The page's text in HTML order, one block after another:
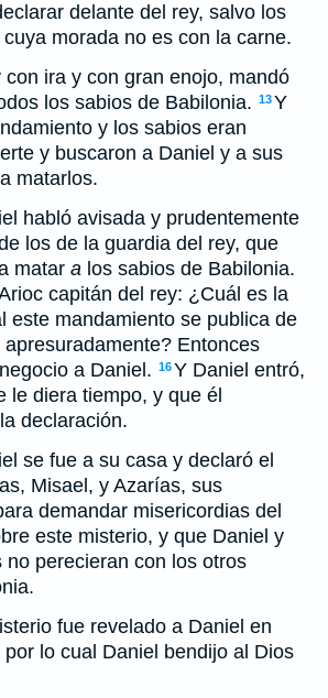
delante del rey, salvo los
cuya morada no es con la carne.
con ira y con gran enojo, mandó
los sabios de Babilonia. 13Y
y los sabios eran
y buscaron a Daniel y a sus
matarlos.
habló avisada y prudentemente
los de la guardia del rey, que
matar a los sabios de Babilonia.
capitán del rey: ¿Cuál es la
este mandamiento se publica de
Entonces
a Daniel. 16Y Daniel entró,
le diera tiempo, y que él
declaración.
se fue a su casa y declaró el
Misael, y Azarías, sus
demandar misericordias del
este misterio, y que Daniel y
no perecieran con los otros
fue revelado a Daniel en
lo cual Daniel bendijo al Dios